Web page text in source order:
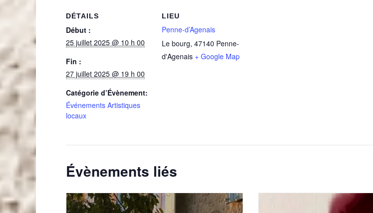
DÉTAILS
Début :
25 juillet 2025 @ 10 h 00
Fin :
27 juillet 2025 @ 19 h 00
Catégorie d’Évènement:
Événements Artistiques
locaux
LIEU
Penne-d’Agenais
Le bourg, 47140 Penne-
d'Agenais + Google Map
Évènements liés